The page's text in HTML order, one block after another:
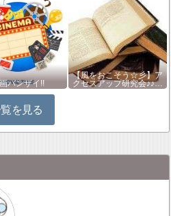
バンザイ!!
【風をおこそう☆彡】ア
クセスアップ研究会♪♪…
を見る